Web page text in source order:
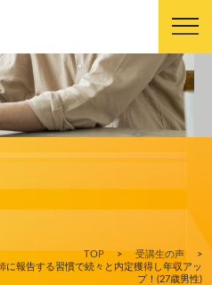
TOP > 受講生の声
>
報告する習慣で続々と内定獲得し年収アッ
プ！(27歳男性)